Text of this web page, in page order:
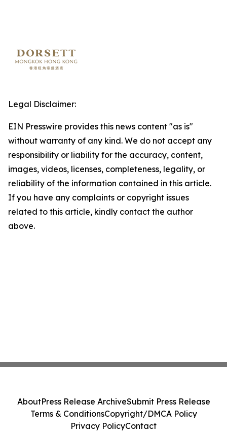
Legal Disclaimer:
EIN Presswire provides this news content "as is"
without warranty of any kind. We do not accept any
responsibility or liability for the accuracy, content,
images, videos, licenses, completeness, legality, or
reliability of the information contained in this article.
If you have any complaints or copyright issues
related to this article, kindly contact the author
above.
AboutPress Release ArchiveSubmit Press Release
Terms & ConditionsCopyright/DMCA Policy
Privacy PolicyContact